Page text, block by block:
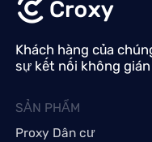
Khách hàng của
sự kết nối không
SẢN PHẨM
Proxy Dân cư